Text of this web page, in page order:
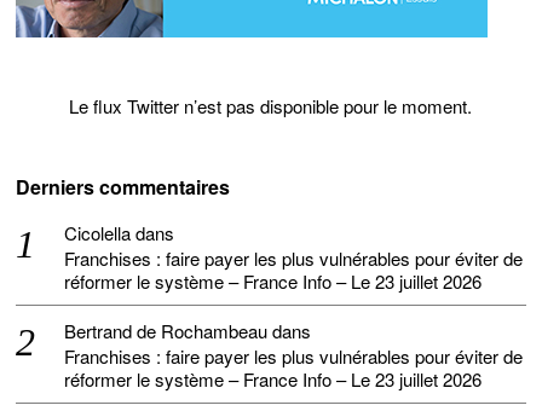
Le flux Twitter n’est pas disponible pour le moment.
Derniers commentaires
Cicolelladans
Franchises : faire payer les plus vulnérables pour éviter de
réformer le système – France Info – Le 23 juillet 2026
Bertrand de Rochambeaudans
Franchises : faire payer les plus vulnérables pour éviter de
réformer le système – France Info – Le 23 juillet 2026